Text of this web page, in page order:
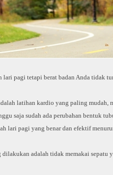
lari pagi tetapi berat badan Anda tidak
latihan kardio yang paling mudah,
saja sudah ada perubahan bentuk
lari pagi yang benar dan efektif
dilakukan adalah tidak memakai sepatu